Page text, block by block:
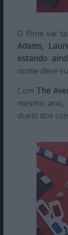
O filme vai
Adams,
estando
nome deve
Com The
mesmo
duelo dos